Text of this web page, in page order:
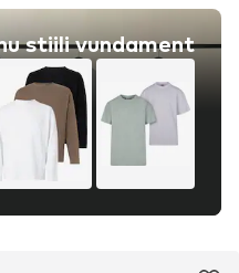
stiili vundament